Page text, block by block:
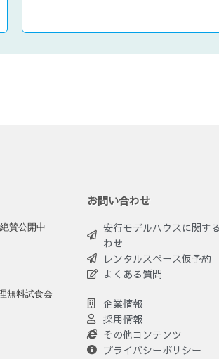
賛公開中
無料試食会
お問い合わせ
安行モデルハウスに関す
わせ
レンタルスペース仮予約
よくある質問
企業情報
採用情報
その他コンテンツ
プライバシーポリシー